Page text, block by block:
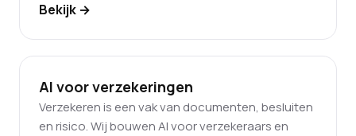
Bekijk →
AI voor verzekeringen
Verzekeren is een vak van documenten, besluiten
en risico. Wij bouwen AI voor verzekeraars en